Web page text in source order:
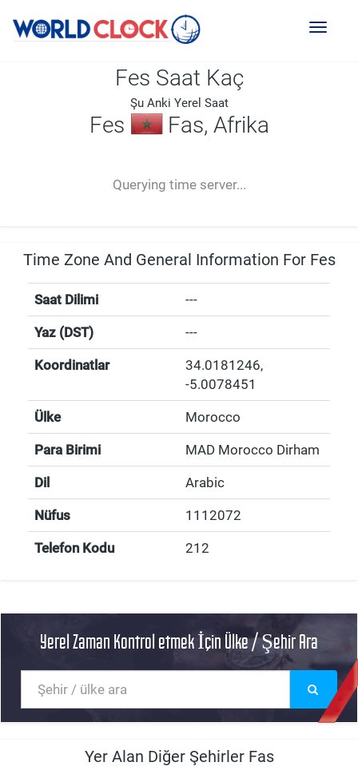
Toggle
Fes Saat Kaç
Şu Anki Yerel Saat
Fes Fas, Afrika
Querying time server...
-- ---- ----
Time Zone And General Information For Fes
Saat Dilimi ---
Yaz (DST) ---
Koordinatlar 34.0181246,
-5.0078451
Ülke Morocco
Para Birimi MAD Morocco Dirham
Dil Arabic
Nüfus 1112072
Telefon Kodu 212
Yerel Zaman Kontrol etmek İçin Ülke / Şehir Ara
Yer Alan Diğer Şehirler Fas